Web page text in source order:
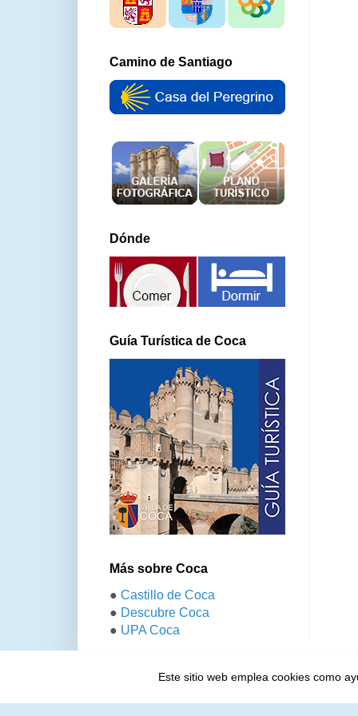
Este sitio web emplea cookies como
Camino de Santiago
Dónde
Guía Turística de Coca
Más sobre Coca
● Castillo de Coca
● Descubre Coca
● UPA Coca